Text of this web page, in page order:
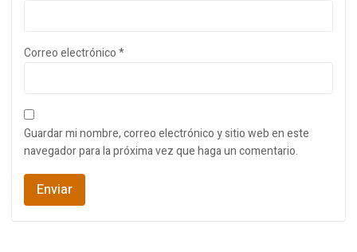
Correo electrónico*
Guardar mi nombre, correo electrónico y sitio web en este
navegador para la próxima vez que haga un comentario.